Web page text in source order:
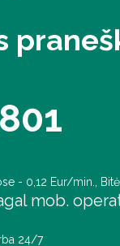
- 0,12 Eur/min.,
mob.
24/7